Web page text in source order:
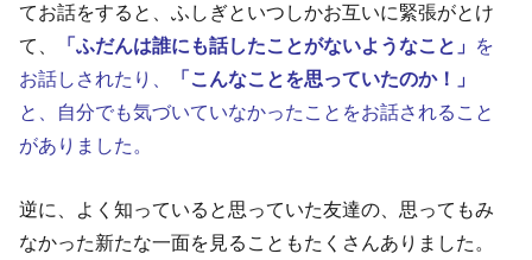
てお話をすると、ふしぎといつしかお互いに緊張がとけ
て、
「ふだんは誰にも話したことがないようなこと」 を
お話しされたり、
「こんなことを思っていたのか！」
と、自分でも気づいていなかったことをお話されること
がありました。
逆に、よく知っていると思っていた友達の、思ってもみ
なかった新たな一面を見ることもたくさんありました。